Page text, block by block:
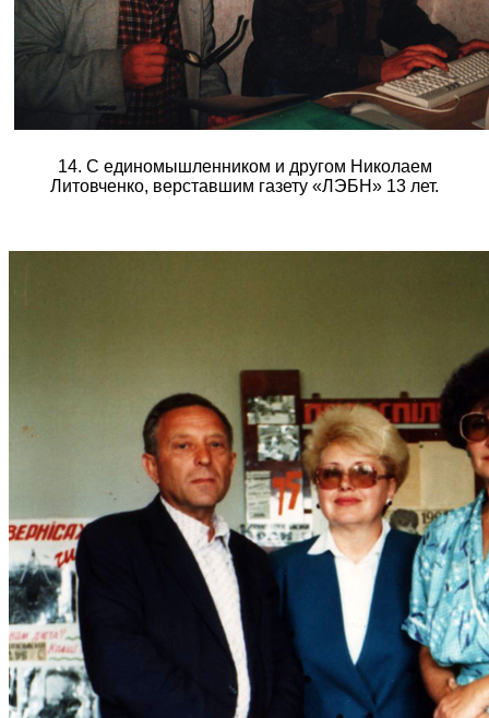
14. С единомышленником и другом Николаем
Литовченко, верставшим газету «ЛЭБН» 13 лет.